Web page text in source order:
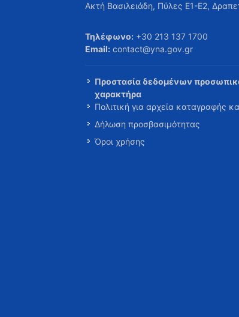
Ακτή Βασιλειάδη, Πύλες Ε1-Ε2,
Τηλέφωνο: +30 213 137 1700
Email: contact@yna.gov.gr
Προστασία δεδομένων
χαρακτήρα
Πολιτική για αρχεία καταγραφής
Δήλωση προσβασιμότητας
Όροι χρήσης